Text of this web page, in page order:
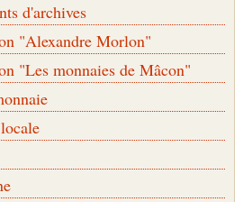
d'archives
"Alexandre Morlon"
"Les monnaies de Mâcon"